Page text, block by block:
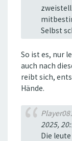
Selbst
So ist es, nur
auch nach
reibt sich,
Hände.
2025,
Die